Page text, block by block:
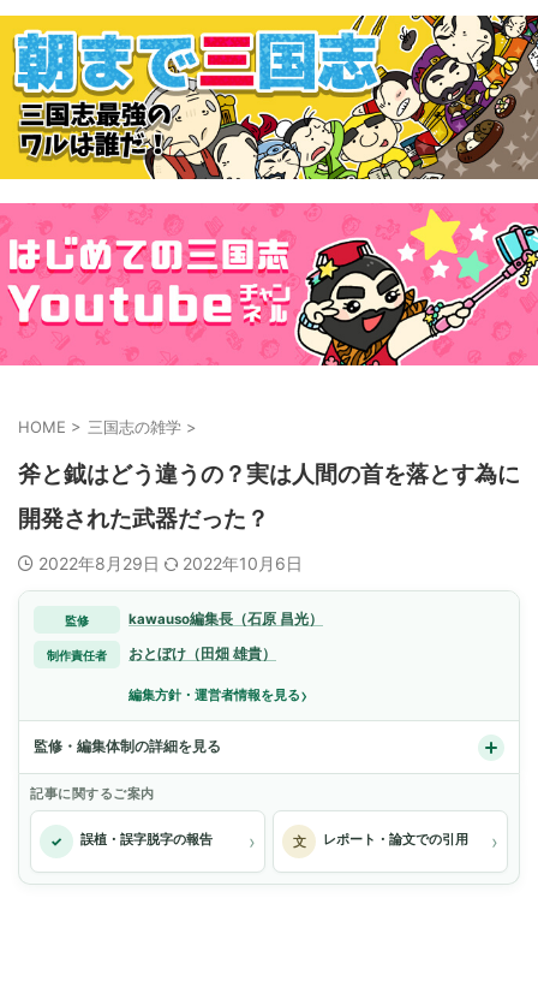
HOME > 三国志の雑学 >
斧と鉞はどう違うの？実は人間の首を落とす為に
開発された武器だった？
2022年8月29日 2022年10月6日
監修 kawauso編集長（石原 昌光）
制作責任者 おとぼけ（田畑 雄貴）
編集方針・運営者情報を見る›
監修・編集体制の詳細を見る
記事に関するご案内
✓ 誤植・誤字脱字の報告 › 文 レポート・論文での引用 ›